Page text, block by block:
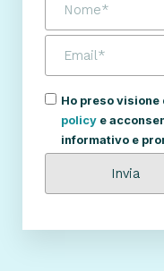
Ho preso
policy e
informativo e